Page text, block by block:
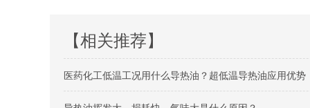
【相关推荐】
医药化工低温工况用什么导热油？超低温导热油应用优势